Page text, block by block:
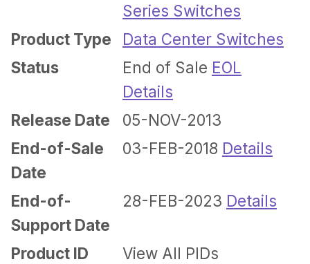
Series Switches
Product Type
Data Center Switches
Status
End of Sale EOL
Details
Release Date
05-NOV-2013
End-of-Sale
Date
03-FEB-2018 Details
End-of-
Support Date
28-FEB-2023 Details
Product ID View All PIDs